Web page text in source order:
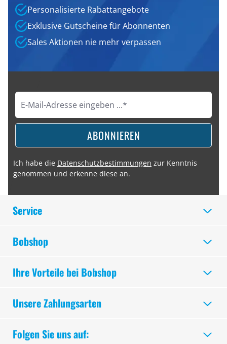
Personalisierte Rabattangebote
Exklusive Gutscheine für Abonnenten
Sales Aktionen nie mehr verpassen
ABONNIEREN
Ich habe die Datenschutzbestimmungen zur Kenntnis
genommen und erkenne diese an.
Service
Bobshop
Ihre Vorteile bei Bobshop
Unsere Zahlungsarten
Folgen Sie uns auf: